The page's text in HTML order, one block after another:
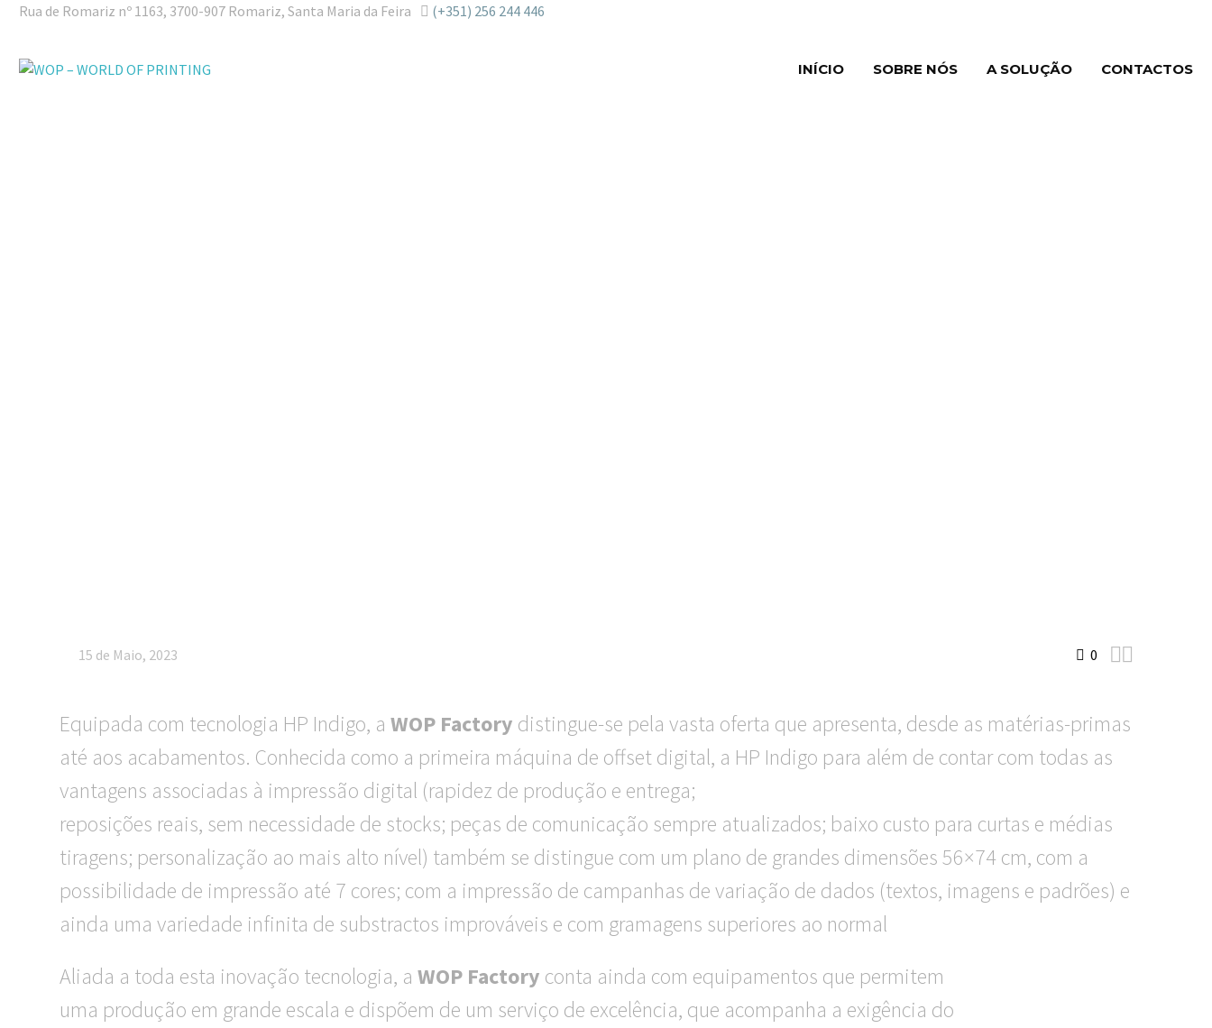
Rua de Romariz nº 1163, 3700-907 Romariz, Santa Maria da Feira (+351) 256 244 446
INÍCIO SOBRE NÓS A SOLUÇÃO CONTACTOS
0 
15 de Maio, 2023
Equipada com tecnologia HP Indigo, a WOP Factory distingue-se pela vasta oferta que apresenta, desde as matérias-primas
até aos acabamentos. Conhecida como a primeira máquina de offset digital, a HP Indigo para além de contar com todas as
vantagens associadas à impressão digital (rapidez de produção e entrega;
reposições reais, sem necessidade de stocks; peças de comunicação sempre atualizados; baixo custo para curtas e médias
tiragens; personalização ao mais alto nível) também se distingue com um plano de grandes dimensões 56×74 cm, com a
possibilidade de impressão até 7 cores; com a impressão de campanhas de variação de dados (textos, imagens e padrões) e
ainda uma variedade infinita de substractos improváveis e com gramagens superiores ao normal
Aliada a toda esta inovação tecnologia, a WOP Factory conta ainda com equipamentos que permitem
uma produção em grande escala e dispõem de um serviço de excelência, que acompanha a exigência do